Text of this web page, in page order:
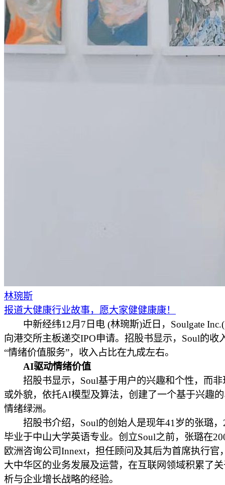
林琬斯
报道大健康行业故事，愿大家健健康康！
中新经纬12月7日电 (林琬斯)近日，Soulgate Inc.(
向港交所主板递交IPO申请。招股书显示，Soul的收
“情绪价值服务”，收入占比在九成左右。
AI驱动情绪价值
招股书显示，Soul基于用户的兴趣和个性，而非
或外貌，依托AI模型及算法，创建了一个基于兴趣
情绪绿洲。
招股书介绍，Soul的创始人是现年41岁的张璐，
毕业于中山大学英语专业。创立Soul之前，张璐在
欧洲咨询公司Innext，担任顾问及其后为首席执行官
大中华区的业务发展及运营，在互联网领域积累了
析与企业增长战略的经验。